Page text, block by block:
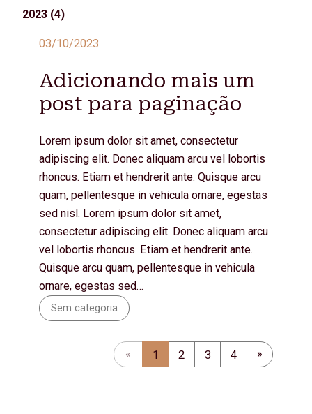
s
2023 (4)
03/10/2023
Adicionando mais um
post para paginação
Lorem ipsum dolor sit amet, consectetur
adipiscing elit. Donec aliquam arcu vel lobortis
rhoncus. Etiam et hendrerit ante. Quisque arcu
quam, pellentesque in vehicula ornare, egestas
sed nisl. Lorem ipsum dolor sit amet,
consectetur adipiscing elit. Donec aliquam arcu
vel lobortis rhoncus. Etiam et hendrerit ante.
Quisque arcu quam, pellentesque in vehicula
ornare, egestas sed…
Sem categoria
1 2 3 4 Próxima
»